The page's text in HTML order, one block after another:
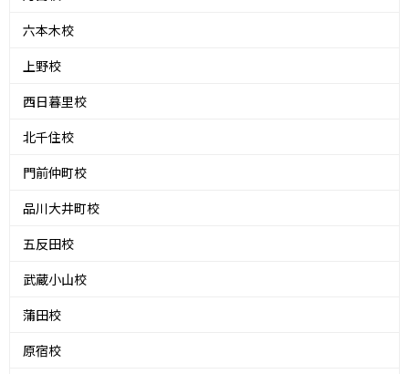
六本木校
上野校
西日暮里校
北千住校
門前仲町校
品川大井町校
五反田校
武蔵小山校
蒲田校
原宿校